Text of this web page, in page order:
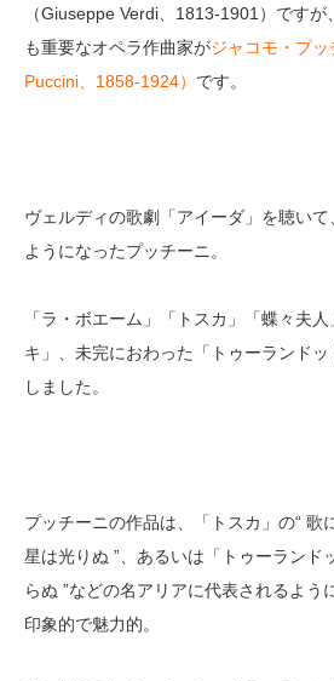
（Giuseppe Verdi、1813-1901）です
も重要なオペラ作曲家がジャコモ・プ
Puccini、1858-1924） です。
ヴェルディの歌劇「アイーダ」を聴い
ようになったプッチーニ。
「ラ・ボエーム」「トスカ」「蝶々夫
キ」、未完におわった「トゥーランド
しました。
プッチーニの作品は、「トスカ」の“ 歌
星は光りぬ ”、あるいは「トゥーランド
らぬ ”などの名アリアに代表されるよう
印象的で魅力的。